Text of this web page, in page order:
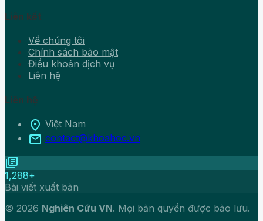
Liên kết
Về chúng tôi
Chính sách bảo mật
Điều khoản dịch vụ
Liên hệ
Liên hệ
location_on Việt Nam
mail contact@khoahoc.vn
library_books
1,288+
Bài viết xuất bản
© 2026 Nghiên Cứu VN. Mọi bản quyền được bảo lưu.